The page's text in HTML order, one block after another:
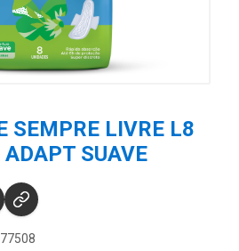
SEMPRE LIVRE L8
SUAVE